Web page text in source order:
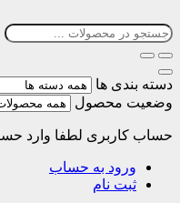
دسته بندی ها
وضعیت محصول
حساب کاربری لطفا وارد
ورود به حساب
ثبت نام